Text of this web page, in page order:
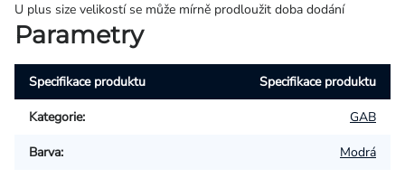
U plus size velikostí se může mírně prodloužit doba dodání
Parametry
Specifikace produktu Specifikace produktu
Kategorie: GAB
Barva: Modrá